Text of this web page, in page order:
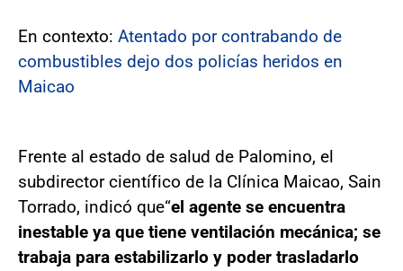
En contexto: Atentado por contrabando de
combustibles dejo dos policías heridos en
Maicao
Frente al estado de salud de Palomino, el
subdirector científico de la Clínica Maicao, Sain
Torrado, indicó que“el agente se encuentra
inestable ya que tiene ventilación mecánica; se
trabaja para estabilizarlo y poder trasladarlo